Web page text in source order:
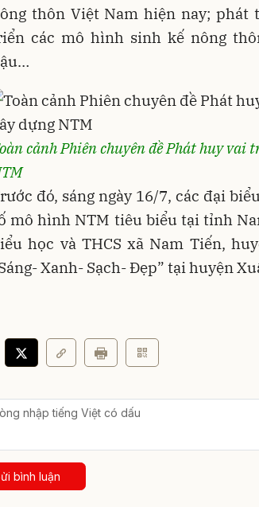
thôn Việt Nam hiện nay;
các mô hình sinh kế nông
cảnh Phiên chuyên đề Phát huy
đó, sáng ngày 16/7, các đại
mô hình NTM tiêu biểu tại tỉnh
học và THCS xã Nam Tiến,
Xanh- Sạch- Đẹp” tại huyện
bình luận